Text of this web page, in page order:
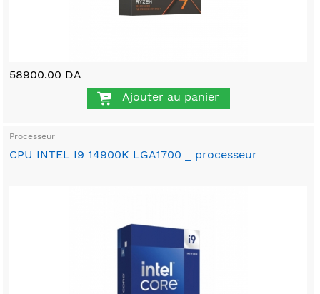
58900.00 DA
Ajouter au panier
Processeur
CPU INTEL I9 14900K LGA1700 _ processeur